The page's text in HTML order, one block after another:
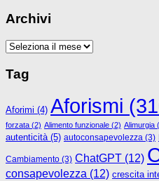
Archivi
Archivi
Tag
Aforimi (4) Aforismi
forzata (2) Alimento funzionale (2) Alimurgia
autenticità(5) autoconsapevolezza (3)
Cambiamento (3) ChatGPT (12)
consapevolezza (12) crescita